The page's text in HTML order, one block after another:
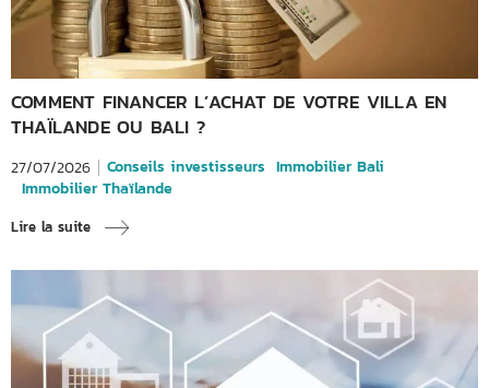
COMMENT FINANCER L’ACHAT DE VOTRE VILLA EN
THAÏLANDE OU BALI ?
27/07/2026 Conseils investisseurs Immobilier Bali
Immobilier Thaïlande
Lire la suite